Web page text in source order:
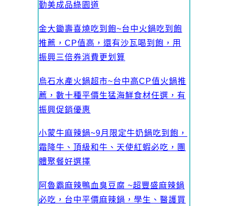
勤美成品綠園道
金大鋤壽喜燒吃到飽~台中火鍋吃到飽
推薦，CP值高，還有沙瓦喝到飽，用
振興三倍券消費更划算
烏石水產火鍋超市~台中高CP值火鍋推
薦，數十種平價生猛海鮮食材任選，有
振興促銷優惠
小蒙牛麻辣鍋~9月限定牛奶鍋吃到飽，
霜降牛、頂級和牛、天使紅蝦必吃，團
體聚餐好選擇
阿魯霸麻辣鴨血臭豆腐 ~超豐盛麻辣鍋
必吃，台中平價麻辣鍋，學生、醫護買